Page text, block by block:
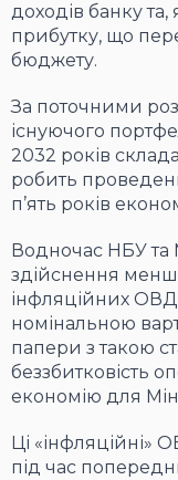
доходів банку
прибутку, що
бюджету.
За поточними
існуючого
2032 років
робить
п’ять років
Водночас НБУ та
здійснення
інфляційних
номінальною
папери з такою
беззбитковість
економію для
Ці «інфляційні»
під час